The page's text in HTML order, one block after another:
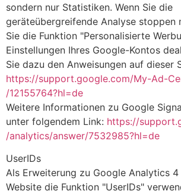
sondern nur Statistiken. Wenn Sie die
geräteübergreifende Analyse stoppen
Sie die Funktion "Personalisierte
Einstellungen Ihres Google-Kontos
Sie dazu den Anweisungen auf dieser
https://support.google.com/My-Ad-
/12155764?hl=de
Weitere Informationen zu Google
unter folgendem Link: https://
/analytics/answer/7532985?hl=de
UserIDs
Als Erweiterung zu Google Analytics
Website die Funktion "UserIDs"